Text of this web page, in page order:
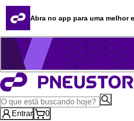
Quero revender
Blog
Whatsapp (16) 99764-8401
Televendas (47) 3046-2551
Entrar
0
Abra no app para uma melhor